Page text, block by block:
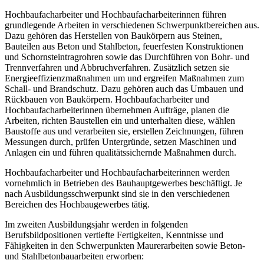
Hochbaufacharbeiter und Hochbaufacharbeiterinnen führen
grundlegende Arbeiten in verschiedenen Schwerpunktbereichen aus.
Dazu gehören das Herstellen von Baukörpern aus Steinen,
Bauteilen aus Beton und Stahlbeton, feuerfesten Konstruktionen
und Schornsteintragrohren sowie das Durchführen von Bohr- und
Trennverfahren und Abbruchverfahren. Zusätzlich setzen sie
Energieeffizienzmaßnahmen um und ergreifen Maßnahmen zum
Schall- und Brandschutz. Dazu gehören auch das Umbauen und
Rückbauen von Baukörpern. Hochbaufacharbeiter und
Hochbaufacharbeiterinnen übernehmen Aufträge, planen die
Arbeiten, richten Baustellen ein und unterhalten diese, wählen
Baustoffe aus und verarbeiten sie, erstellen Zeichnungen, führen
Messungen durch, prüfen Untergründe, setzen Maschinen und
Anlagen ein und führen qualitätssichernde Maßnahmen durch.
Hochbaufacharbeiter und Hochbaufacharbeiterinnen werden
vornehmlich in Betrieben des Bauhauptgewerbes beschäftigt. Je
nach Ausbildungsschwerpunkt sind sie in den verschiedenen
Bereichen des Hochbaugewerbes tätig.
Im zweiten Ausbildungsjahr werden in folgenden
Berufsbildpositionen vertiefte Fertigkeiten, Kenntnisse und
Fähigkeiten in den Schwerpunkten Maurerarbeiten sowie Beton-
und Stahlbetonbauarbeiten erworben: